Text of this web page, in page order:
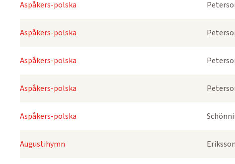
Aspåkers-polska
Aspåkers-polska
Aspåkers-polska
Aspåkers-polska
Aspåkers-polska
Augustihymn